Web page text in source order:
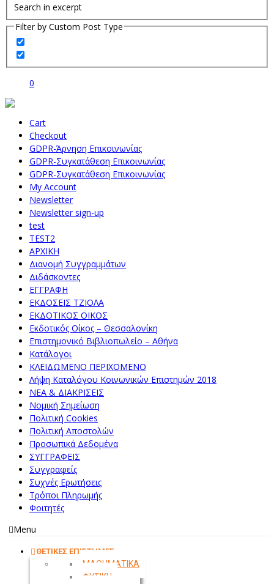
Search in excerpt
Filter by Custom Post Type
0
Cart
Checkout
GDPR-Άρνηση Επικοινωνίας
GDPR-Συγκατάθεση Επικοινωνίας
GDPR-Συγκατάθεση Επικοινωνίας
My Account
Newsletter
Newsletter sign-up
test
TEST2
ΑΡΧΙΚΗ
Διανομή Συγγραμμάτων
Διδάσκοντες
ΕΓΓΡΑΦΗ
ΕΚΔΟΣΕΙΣ ΤΖΙΟΛΑ
ΕΚΔΟΤΙΚΟΣ ΟΙΚΟΣ
Εκδοτικός Οίκος – Θεσσαλονίκη
Επιστημονικό Βιβλιοπωλείο – Αθήνα
Κατάλογοι
ΚΛΕΙΔΩΜΕΝΟ ΠΕΡΙΧΟΜΕΝΟ
Λήψη Καταλόγου Κοινωνικών Επιστημών 2018
ΝΕΑ & ΔΙΑΚΡΙΣΕΙΣ
Νομική Σημείωση
Πολιτική Cookies
Πολιτική Αποστολών
Προσωπικά Δεδομένα
ΣΥΓΓΡΑΦΕΙΣ
Συγγραφείς
Συχνές Ερωτήσεις
Τρόποι Πληρωμής
Φοιτητές
Menu
ΘΕΤΙΚΕΣ ΕΠΙΣΤΗΜΕΣ
ΜΑΘΗΜΑΤΙΚΑ
ΦΥΣΙΚΗ